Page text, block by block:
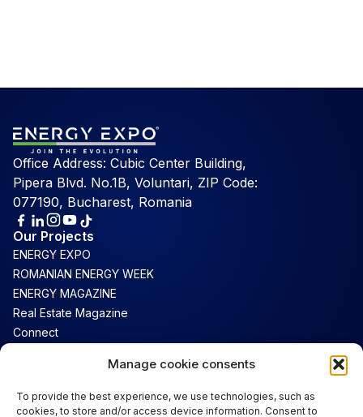
Manage cookie consents
To provide the best experience, we use technologies, such as
cookies, to store and/or access device information. Consent to
Office Address: Cubic Center Building,
Pipera Blvd. No.1B, Voluntari, ZIP Code:
077190, Bucharest, Romania
Our Projects
ENERGY EXPO
ROMANIAN ENERGY WEEK
ENERGY MAGAZINE
Real Estate Magazine
Connect
Contact